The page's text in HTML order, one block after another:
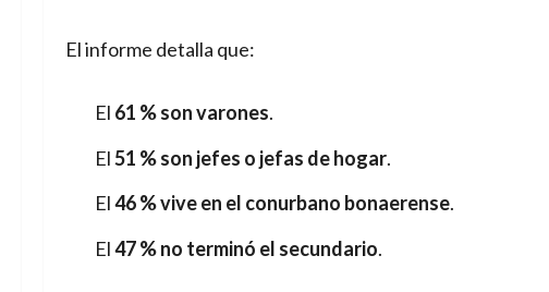
El informe detalla que:
El 61 % son varones.
El51 % son jefes o jefas de hogar.
El46 % vive en el conurbano bonaerense.
El47 % no terminó el secundario.